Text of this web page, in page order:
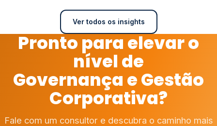
Ver todos os insights
Pronto para elevar o
nível de
Governança e Gestão
Corporativa?
Fale com um consultor e descubra o caminho mais